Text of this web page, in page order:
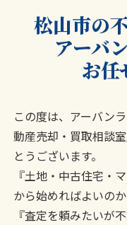
松山市の
アーバ
お任
この度は、アーバン
動産売却・買取相談
とうございます。
『土地・中古住宅・
から始めればよいの
『査定を頼みたいが